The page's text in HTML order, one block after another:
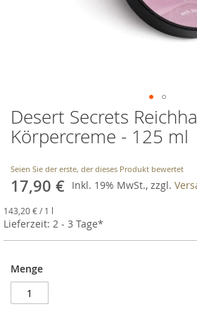
Skip
to
the
of
the
images
gallery
Desert Secrets
Körpercreme - 125 ml
Seien Sie der erste, der dieses Produkt bewertet
17,90 € Inkl. 19% MwSt., zzgl.
143,20 €/ 1 l
Lieferzeit: 2 - 3 Tage*
Menge